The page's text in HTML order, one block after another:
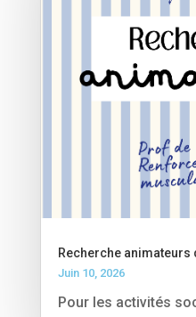
Recherche animateurs
Juin 10, 2026
Pour les activités